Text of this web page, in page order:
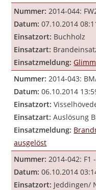
Nummer: 2014-044:
Datum: 07.10.2014
Einsatzort: Buchholz
Einsatzart:
Einsatzmeldung:
Nummer: 2014-043:
Datum: 06.10.2014
Einsatzort:
Einsatzart: Auslösung
Einsatzmeldung:
ausgelöst
Nummer: 2014-042:
Datum: 06.10.2014
Einsatzort: Jeddingen/